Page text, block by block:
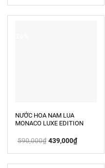
399,000₫.
NƯỚC HOA NAM LUA
MONACO LUXE EDITION
590,000₫ Giá
gốc
439,000₫Giá
hiện
439,000₫.